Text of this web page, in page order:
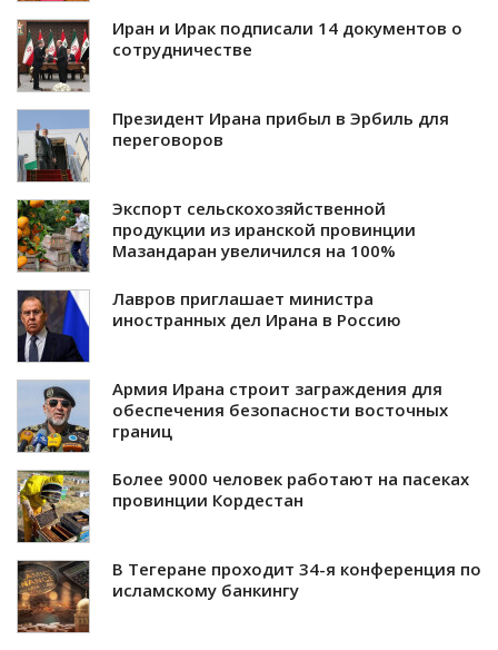
Иран и Ирак подписали 14 документов о
сотрудничестве
Президент Ирана прибыл в Эрбиль для
переговоров
Экспорт сельскохозяйственной
продукции из иранской провинции
Мазандаран увеличился на 100%
Лавров приглашает министра
иностранных дел Ирана в Россию
Армия Ирана строит заграждения для
обеспечения безопасности восточных
границ
Более 9000 человек работают на пасеках
провинции Кордестан
В Тегеране проходит 34-я конференция по
исламскому банкингу